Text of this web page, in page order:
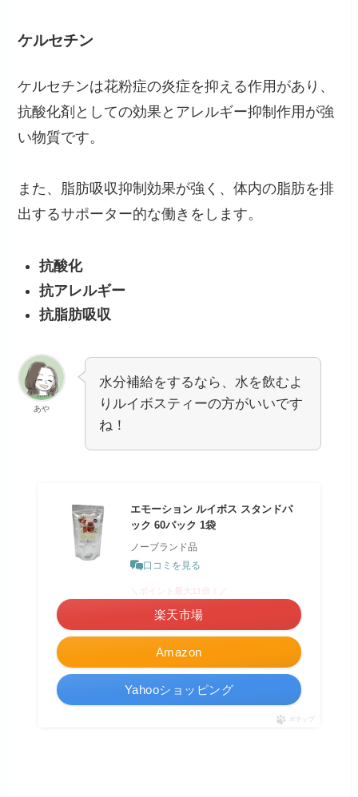
ケルセチン
ケルセチンは花粉症の炎症を抑える作用があり、
抗酸化剤としての効果とアレルギー抑制作用が強
い物質です。
また、脂肪吸収抑制効果が強く、体内の脂肪を排
出するサポーター的な働きをします。
抗酸化
抗アレルギー
抗脂肪吸収
あや
水分補給をするなら、水を飲むよ
りルイボスティーの方がいいです
ね！
エモーション ルイボス スタンドパ
ック 60パック 1袋
ノーブランド品
口コミを見る
Amazon
楽天市場
Yahooショッピング
ポチップ